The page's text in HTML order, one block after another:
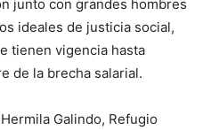
junto con grandes hombres
ideales de justicia social,
tienen vigencia hasta
de la brecha salarial.
Galindo, Refugio